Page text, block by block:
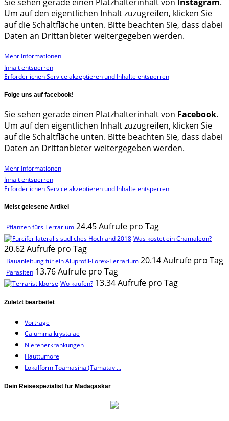
Um auf den eigentlichen Inhalt zuzugreifen, klicken Sie
auf die Schaltfläche unten. Bitte beachten Sie, dass dabei
Daten an Drittanbieter weitergegeben werden.
Mehr Informationen
Inhalt entsperren
Erforderlichen Service akzeptieren und Inhalte entsperren
Folge uns auf facebook!
Sie sehen gerade einen Platzhalterinhalt von Facebook.
Um auf den eigentlichen Inhalt zuzugreifen, klicken Sie
auf die Schaltfläche unten. Bitte beachten Sie, dass dabei
Daten an Drittanbieter weitergegeben werden.
Mehr Informationen
Inhalt entsperren
Erforderlichen Service akzeptieren und Inhalte entsperren
Meist gelesene Artikel
Pflanzen fürs Terrarium 24.45 Aufrufe pro Tag
Was kostet ein Chamäleon?
20.62 Aufrufe pro Tag
Bauanleitung für ein Aluprofil-Forex-Terrarium 20.14 Aufrufe pro Tag
Parasiten 13.76 Aufrufe pro Tag
Wo kaufen? 13.34 Aufrufe pro Tag
Zuletzt bearbeitet
Vorträge
Calumma krystalae
Nierenerkrankungen
Hauttumore
Lokalform Toamasina (Tamatav ...
Dein Reisespezialist für Madagaskar